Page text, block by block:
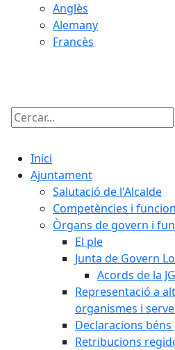
Anglès
Alemany
Francès
Cercar:
Inici
Ajuntament
Salutació de l'Alcalde
Competències i
Òrgans de govern i
El ple
Junta de Govern
Acords de la
Representació a
organismes i
Declaracions
Retribucions